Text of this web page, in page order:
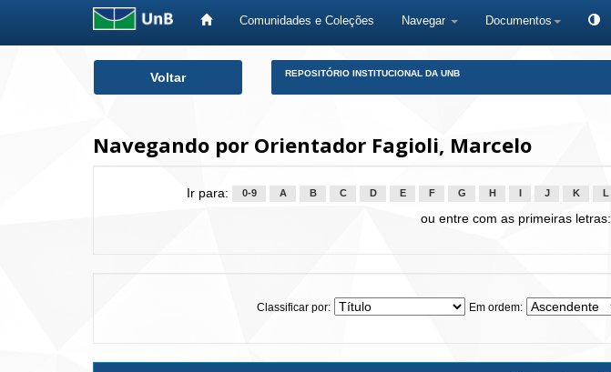
Comunidades e Coleções Navegar Documentos
Voltar REPOSITÓRIO INSTITUCIONAL DA UNB
Navegando por Orientador Fagioli, Marcelo
Ir para: 0-9 A B C D E F G H J K L
ou entre com as primeiras letras:
Classificar por: Em ordem: